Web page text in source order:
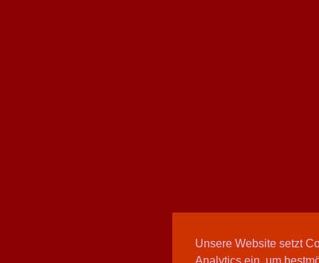
Unsere Website setzt